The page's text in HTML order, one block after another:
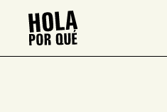
contenido